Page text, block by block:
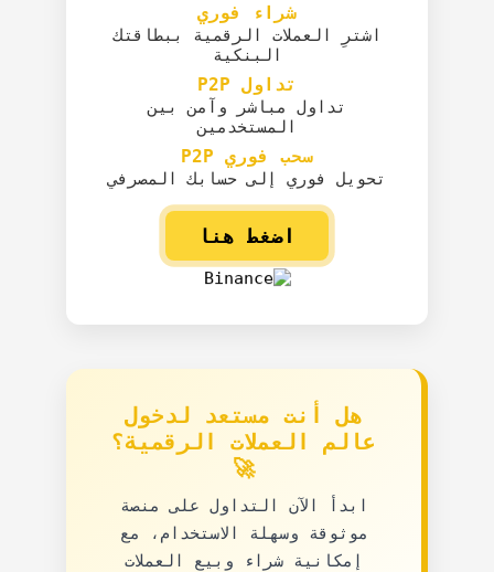
شراء فوري
اشترِ العملات الرقمية ببطاقتك
البنكية
تداول P2P
تداول مباشر وآمن بين
المستخدمين
سحب فوري P2P
تحويل فوري إلى حسابك المصرفي
اضغط هنا
هل أنت مستعد لدخول
عالم العملات الرقمية؟
🚀
ابدأ الآن التداول على منصة
موثوقة وسهلة الاستخدام، مع
إمكانية شراء وبيع العملات